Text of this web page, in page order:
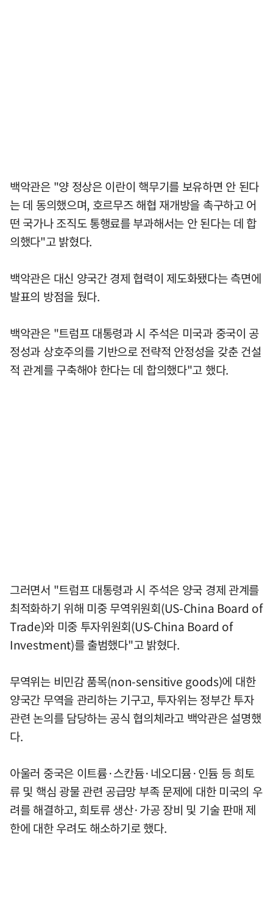
백악관은 "양 정상은 이란이 핵무기를 보유하면 안 된다
는 데 동의했으며, 호르무즈 해협 재개방을 촉구하고 어
떤 국가나 조직도 통행료를 부과해서는 안 된다는 데 합
의했다"고 밝혔다.
백악관은 대신 양국간 경제 협력이 제도화됐다는 측면에
발표의 방점을 뒀다.
백악관은 "트럼프 대통령과 시 주석은 미국과 중국이 공
정성과 상호주의를 기반으로 전략적 안정성을 갖춘 건설
적 관계를 구축해야 한다는 데 합의했다"고 했다.
그러면서 "트럼프 대통령과 시 주석은 양국 경제 관계를
최적화하기 위해 미중 무역위원회(US-China Board of
Trade)와 미중 투자위원회(US-China Board of
Investment)를 출범했다"고 밝혔다.
무역위는 비민감 품목(non-sensitive goods)에 대한
양국간 무역을 관리하는 기구고, 투자위는 정부간 투자
관련 논의를 담당하는 공식 협의체라고 백악관은 설명했
다.
아울러 중국은 이트륨·스칸듐·네오디뮴·인듐 등 희토
류 및 핵심 광물 관련 공급망 부족 문제에 대한 미국의 우
려를 해결하고, 희토류 생산·가공 장비 및 기술 판매 제
한에 대한 우려도 해소하기로 했다.